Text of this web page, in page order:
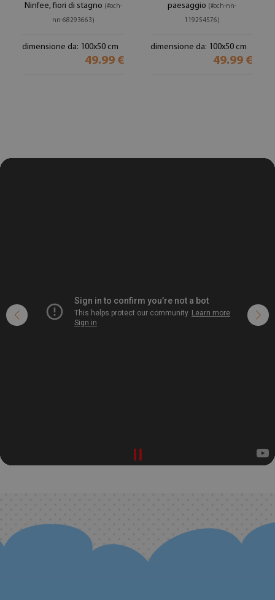
Ninfee, fiori di stagno (#och-
nn-68293663)
dimensione da: 100x50 cm
49.99 €
paesaggio (#och-nn-
119254576)
dimensione da: 100x50 cm
49.99 €